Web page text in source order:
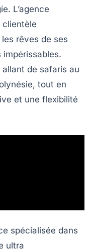
L’agence
clientèle
rêves de ses
impérissables.
allant de safaris au
, tout en
et une flexibilité
spécialisée dans
ultra